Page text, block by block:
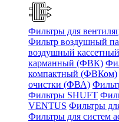
Фильтры для
Фильтр воздушный
воздушный
карманный (ФВК)
компактный (ФВКом)
очистки (ФВА)
Фильтры SHUFT
VENTUS Фильтры
Фильтры для систем